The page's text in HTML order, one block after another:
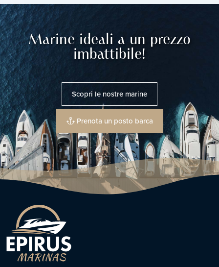
Marine ideali a un prezzo
imbattibile!
Scopri le nostre marine
Prenota un posto barca